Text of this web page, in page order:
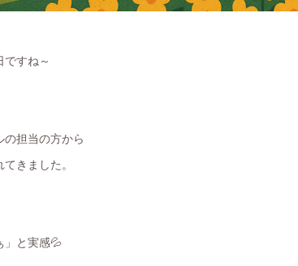
すね～
担当の方から
きました。
」と実感💦